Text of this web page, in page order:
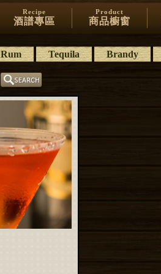
Recipe
酒譜專區
Product
商品櫥窗
Rum Tequila Brandy